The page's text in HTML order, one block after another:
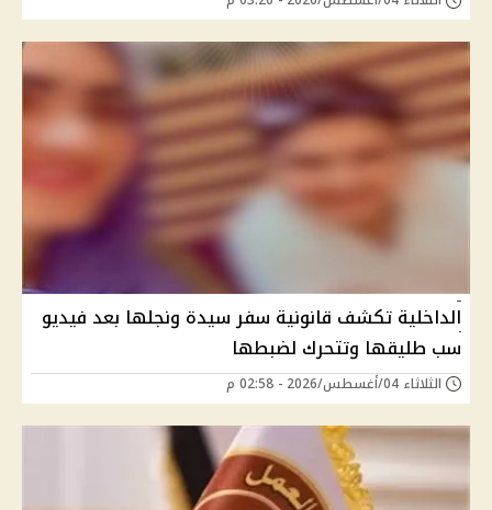
الداخلية تكشف قانونية سفر سيدة ونجلها بعد فيديو
سب طليقها وتتحرك لضبطها
الثلاثاء 04/أغسطس/2026 - 02:58 م